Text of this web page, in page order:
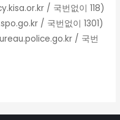
/ 국번없이 118)
/ 국번없이 1301)
/ 국번